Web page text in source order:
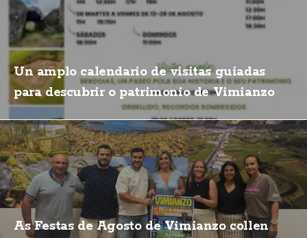
Un amplo calendario de visitas guiadas
para descubrir o patrimonio de Vimianzo
As Festas de Agosto de Vimianzo collen